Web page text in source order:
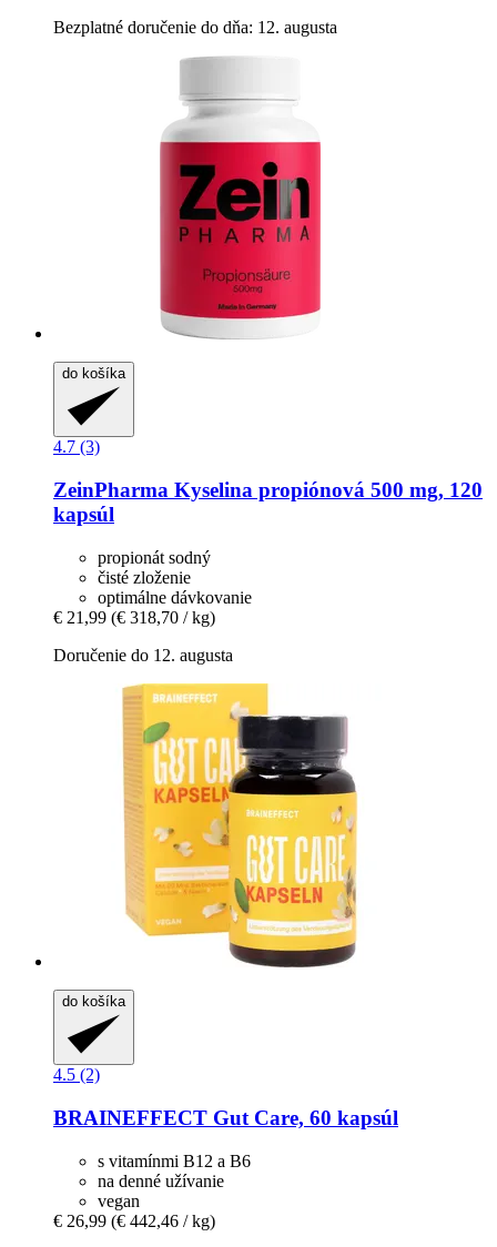
Bezplatné doručenie do dňa: 12. augusta
do košíka
4.7 (3)
ZeinPharma Kyselina propiónová 500 mg, 120
kapsúl
propionát sodný
čisté zloženie
optimálne dávkovanie
€ 21,99 (€ 318,70 / kg)
Doručenie do 12. augusta
do košíka
4.5 (2)
BRAINEFFECT Gut Care, 60 kapsúl
s vitamínmi B12 a B6
na denné užívanie
vegan
€ 26,99 (€ 442,46 / kg)